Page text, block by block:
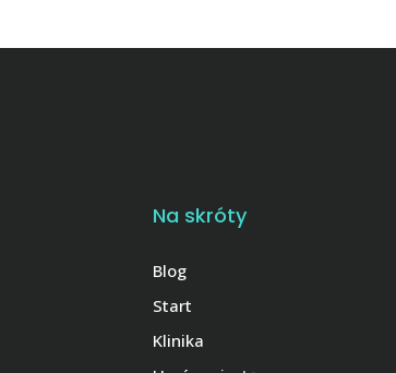
Na skróty
Blog
Start
Klinika